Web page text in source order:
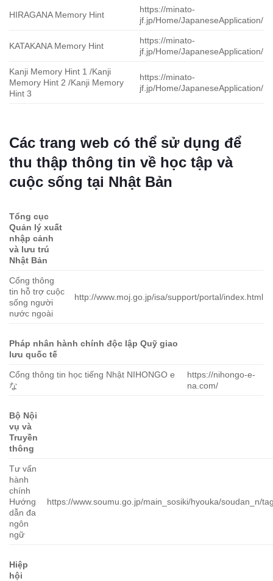
HIRAGANA Memory Hint
https://minato-
jf.jp/Home/JapaneseApplication/
KATAKANA Memory Hint
https://minato-
jf.jp/Home/JapaneseApplication/
Kanji Memory Hint 1 /Kanji
Memory Hint 2 /Kanji Memory
Hint 3
https://minato-
jf.jp/Home/JapaneseApplication/
Các trang web có thể sử dụng để
thu thập thông tin về học tập và
cuộc sống tại Nhật Bản
Tổng cục
Quản lý xuất
nhập cảnh
và lưu trú
Nhật Bản
Cổng thông
tin hỗ trợ cuộc
sống người
nước ngoài
http://www.moj.go.jp/isa/support/portal/index.html
Pháp nhân hành chính độc lập Quỹ giao
lưu quốc tế
Cổng thông tin học tiếng Nhật NIHONGO e
な
https://nihongo-e-
na.com/
Bộ Nội
vụ và
Truyền
thông
Tư vấn
hành
chính
Hướng
dẫn đa
ngôn
ngữ
https://www.soumu.go.jp/main_sosiki/hyouka/soudan_n/
Hiệp
hội